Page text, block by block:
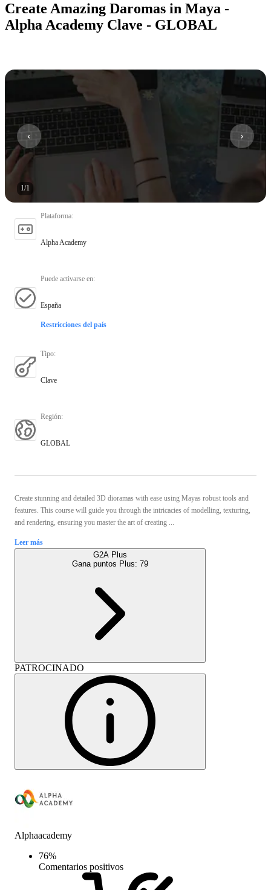
Create Amazing Daromas in Maya -
Alpha Academy Clave - GLOBAL
1/1
Plataforma:
Alpha Academy
Puede activarse en:
España
Restricciones del país
Tipo:
Clave
Región:
GLOBAL
Create stunning and detailed 3D dioramas with ease using Mayas robust tools and
features. This course will guide you through the intricacies of modelling, texturing,
and rendering, ensuring you master the art of creating ...
Leer más
G2A Plus
Gana puntos Plus: 79
PATROCINADO
Alphaacademy
76%
Comentarios positivos